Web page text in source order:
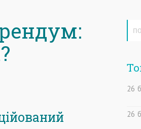
26
26